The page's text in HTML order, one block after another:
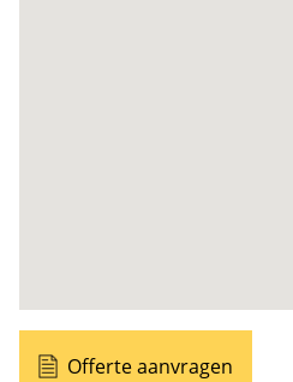
Offerte aanvragen